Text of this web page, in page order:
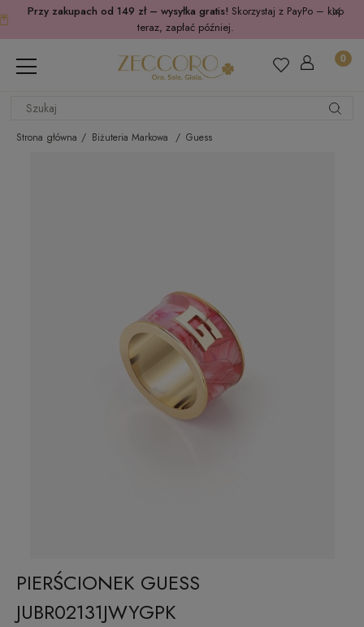
Przy zakupach od 149 zł – wysyłka gratis! Skorzystaj z PayPo – kup
teraz, zapłać później.
Strona główna Biżuteria Markowa Guess
PIERŚCIONEK GUESS
JUBR02131JWYGPK